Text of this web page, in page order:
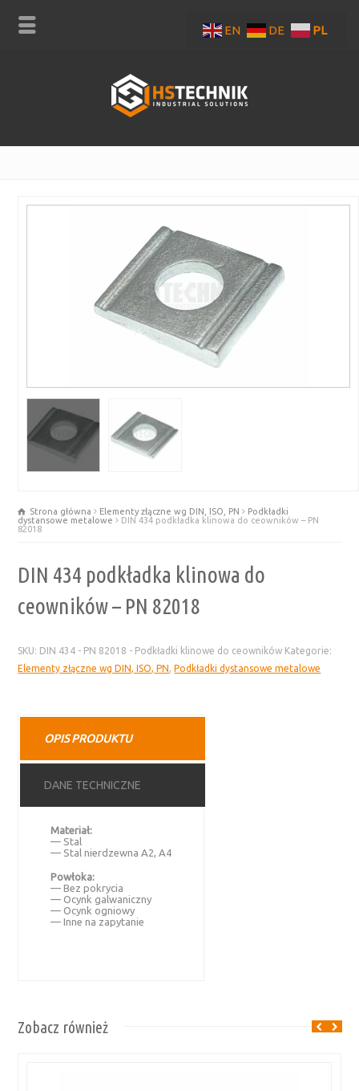
Strona główna Elementy złączne wg DIN, ISO, PN
Podkładki
dystansowe metalowe
DIN 434 podkładka klinowa do ceowników – PN
82018
DIN 434 podkładka klinowa do
ceowników – PN 82018
SKU: DIN 434 - PN 82018 - Podkładki klinowe do ceowników Kategorie:
Elementy złączne wg DIN, ISO, PN,Podkładki dystansowe metalowe
OPIS PRODUKTU
DANE TECHNICZNE
Materiał:
— Stal
— Stal nierdzewna A2, A4
Powłoka:
— Bez pokrycia
— Ocynk galwaniczny
— Ocynk ogniowy
— Inne na zapytanie
Zobacz również
EN DE PL